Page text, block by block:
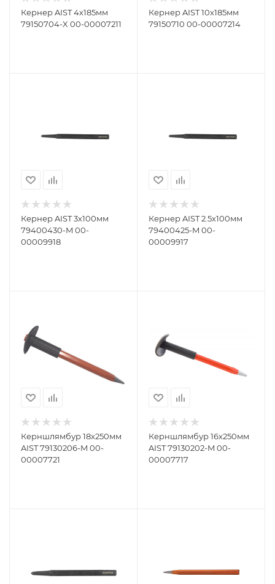
Кернер AIST 4х185мм
79150704-X 00-00007211
Кернер AIST 10х185мм
79150710 00-00007214
Кернер AIST 3х100мм
79400430-M 00-
00009918
Кернер AIST 2.5х100мм
79400425-M 00-
00009917
Керншлямбур 18х250мм
AIST 79130206-M 00-
00007721
Керншлямбур 16х250мм
AIST 79130202-M 00-
00007717